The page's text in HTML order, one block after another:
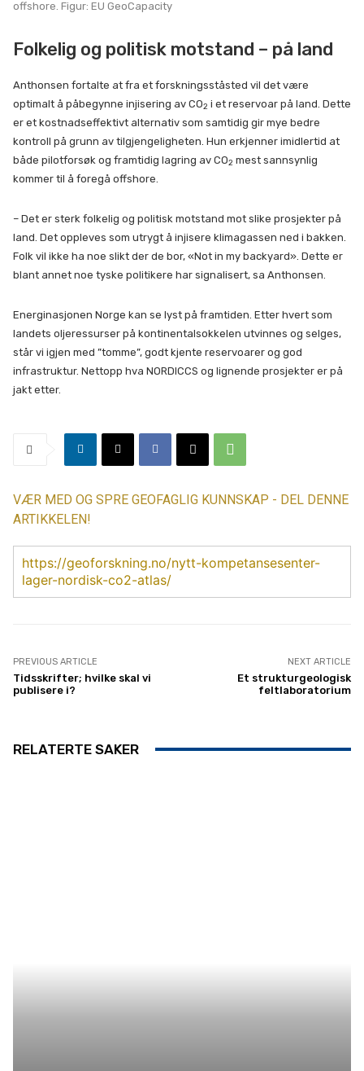
offshore. Figur: EU GeoCapacity
Folkelig og politisk motstand – på land
Anthonsen fortalte at fra et forskningsståsted vil det være
optimalt å påbegynne injisering av CO2 i et reservoar på land. Dette
er et kostnadseffektivt alternativ som samtidig gir mye bedre
kontroll på grunn av tilgjengeligheten. Hun erkjenner imidlertid at
både pilotforsøk og framtidig lagring av CO2 mest sannsynlig
kommer til å foregå offshore.
– Det er sterk folkelig og politisk motstand mot slike prosjekter på
land. Det oppleves som utrygt å injisere klimagassen ned i bakken.
Folk vil ikke ha noe slikt der de bor, «Not in my backyard». Dette er
blant annet noe tyske politikere har signalisert, sa Anthonsen.
Energinasjonen Norge kan se lyst på framtiden. Etter hvert som
landets oljeressurser på kontinentalsokkelen utvinnes og selges,
står vi igjen med ”tomme”, godt kjente reservoarer og god
infrastruktur. Nettopp hva NORDICCS og lignende prosjekter er på
jakt etter.
VÆR MED OG SPRE GEOFAGLIG KUNNSKAP - DEL DENNE
ARTIKKELEN!
https://geoforskning.no/nytt-kompetansesenter-
lager-nordisk-co2-atlas/
PREVIOUS ARTICLE
Tidsskrifter; hvilke skal vi
publisere i?
NEXT ARTICLE
Et strukturgeologisk
feltlaboratorium
RELATERTE SAKER